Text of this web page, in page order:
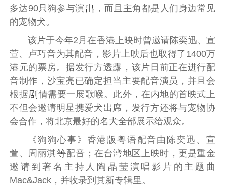
多达90只狗参与演
，而且主角都是人们身边常见
的宠物犬。
该片于今年2月在香港上映时曾邀请陈奕迅、宣
萱、 卢巧音为其配音，影片上映后也取得了1400万
港元的票房。据发行方透露，该片日前正在进行配
音制作， 沙宝亮 已确定担当主要配音演员，并且会
根据
情需要一展歌喉。此外，在内地的首映式上
不但会邀请明星携爱犬出席，发行方还将与宠物协
会合作，将北京最好的名犬全部展示给观众。
《狗狗心事》香港版粤语配音由 陈奕迅 、宣
萱、 周丽淇 配音；在台湾地区上映时，更是重金
邀请到著名主持人 陶晶莹 演唱影片的主题曲
Mac&Jack，并收录到其新专辑里。